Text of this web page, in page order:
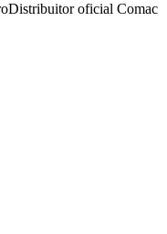
Distribuitor oficial Comac